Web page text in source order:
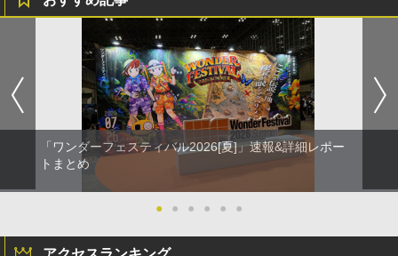
「ワンダーフェスティバル2026[夏]」速報&詳細レポー
トまとめ
● ● ● ● ● ●